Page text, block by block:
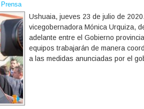
Prensa
Ushuaia, jueves 23 de julio de
vicegobernadora Mónica Urquiza,
adelante entre el Gobierno
equipos trabajarán de manera
a las medidas anunciadas por el